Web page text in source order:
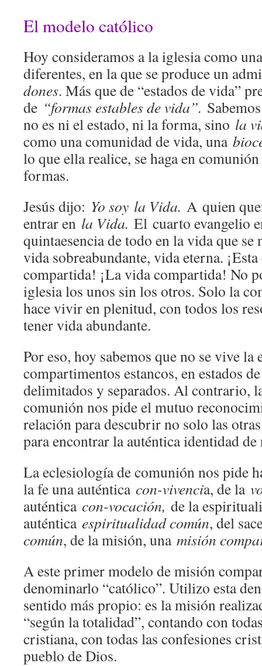
El modelo católico
Hoy consideramos a la iglesia como
diferentes, en la que se produce un
dones. Más que de “estados de vida”
de “formas estables de vida”.
no es ni el estado, ni la forma, sino la
como una comunidad de vida, una
lo que ella realice, se haga en
formas.
Jesús dijo: Yo soy la Vida. A quien
entrar en la Vida. El cuarto evangelio
quintaesencia de todo en la vida que se
vida sobreabundante, vida eterna.
compartida! ¡La vida compartida! No
iglesia los unos sin los otros. Solo la
hace vivir en plenitud, con todos los
tener vida abundante.
Por eso, hoy sabemos que no se vive
compartimentos estancos, en estados
delimitados y separados. Al contrario,
comunión nos pide el mutuo
relación para descubrir no solo las
para encontrar la auténtica identidad
La eclesiología de comunión nos pide
la fe una auténtica con-vivencia, de la
auténtica con-vocación, de la
auténtica espiritualidad común, del
común, de la misión, una misión
A este primer modelo de misión
denominarlo “católico”. Utilizo esta
sentido más propio: es la misión
“según la totalidad”, contando con
cristiana, con todas las confesiones
pueblo de Dios.